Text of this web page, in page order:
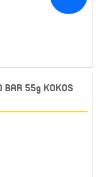
BAR 55g KOKOS